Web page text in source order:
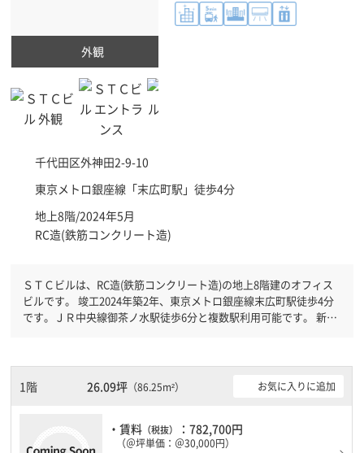
外観
千代田区外神田2-9-10
東京メトロ銀座線「末広町駅 」徒歩4分
地上8階/2024年5月
RC造(鉄筋コンクリート造)
ＳＴＣビルは、RC造(鉄筋コンクリート造)の地上8階建のオフィス
ビルです。 竣工2024年築2年、東京メトロ銀座線末広町駅徒歩4分
です。ＪＲ中央線御茶ノ水駅徒歩6分と複数駅利用可能です。 新耐
1階 26.09坪（86.25m²） お気に入りに追加
・賃料 （税抜） ：782,700円
（＠坪単価：＠30,000円）